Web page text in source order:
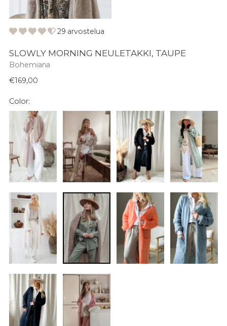
29 arvostelua
SLOWLY MORNING NEULETAKKI, TAUPE
Bohemiana
Normaali
€169,00
Color: